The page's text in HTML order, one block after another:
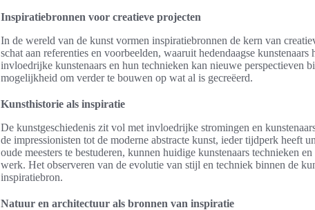
Inspiratiebronnen voor creatieve projecten
In de wereld van de kunst vormen inspiratiebronnen de kern van
schat aan referenties en voorbeelden, waaruit hedendaagse
invloedrijke kunstenaars en hun technieken kan nieuwe perspectieven
mogelijkheid om verder te bouwen op wat al is gecreëerd.
Kunsthistorie als inspiratie
De kunstgeschiedenis zit vol met invloedrijke stromingen en
de impressionisten tot de moderne abstracte kunst, ieder tijdperk heeft
oude meesters te bestuderen, kunnen huidige kunstenaars technieken
werk. Het observeren van de evolutie van stijl en techniek binnen de
inspiratiebron.
Natuur en architectuur als bronnen van inspiratie